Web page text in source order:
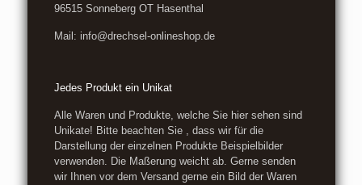
96515 Sonneberg OT Hasenthal
Mail: info@drechsel-onlineshop.de
Jedes Produkt ein Unikat
Alle Waren und Produkte, welche Sie hier sehen sind
Unikate! Bitte beachten Sie , dass wir für die
Darstellung der einzelnen Produkte Beispielbilder
verwenden. Die Maßerung weicht ab. Gerne senden
wir Ihnen vor dem Versand gerne ein Bild der Waren